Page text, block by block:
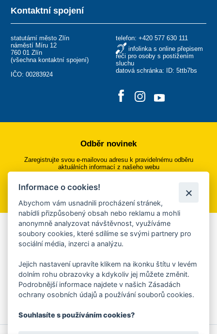
Kontaktní spojení
statutární město Zlín
náměstí Míru 12
760 01 Zlín
(všechna kontaktní spojení)
IČO: 00283924
telefon: +420 577 630 111
infolinka s online přepisem
řeči pro osoby s postižením
sluchu
datová schránka: ID: 5ttb7bs
Odběr novinek
Zaregistrujte svou e-mailovou adresu k pravidelnému odběru
aktuálních informací z našeho webu
Přihlásit se k odběru
Aplikace Mobilní rozhlas
Chcete dostávat do svého mobilu či mailu upozornění na
ankety, pozvánky na kulturní a sportovní akce?
Více informací o aplikaci
Informace o cookies!
Abychom vám usnadnili procházení stránek,
nabídli přizpůsobený obsah nebo reklamu a mohli
anonymně analyzovat návštěvnost, využíváme
soubory cookies, které sdílíme se svými partnery pro
sociální média, inzerci a analýzu.
Jejich nastavení upravíte klikem na ikonku štítu v levém
dolním rohu obrazovky a kdykoliv jej můžete změnit.
Podrobnější informace najdete v našich Zásadách
ochrany osobních údajů a používání souborů cookies.
Souhlasíte s používáním cookies?